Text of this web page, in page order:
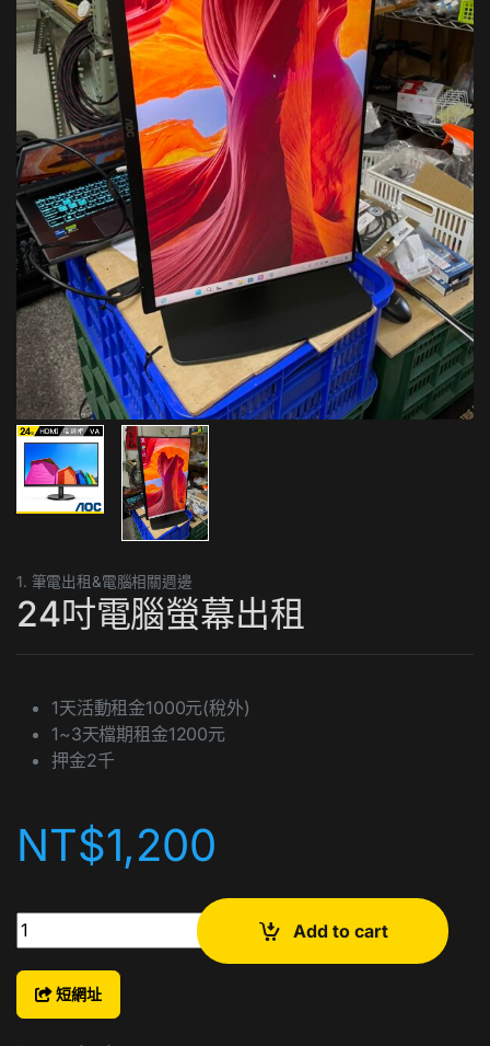
1. 筆電出租&電腦相關週邊
24吋電腦螢幕出租
1天活動租金1000元(稅外)
1~3天檔期租金1200元
押金2千
NT$1,200
24吋電腦螢幕出租 quantity Add to cart
短網址